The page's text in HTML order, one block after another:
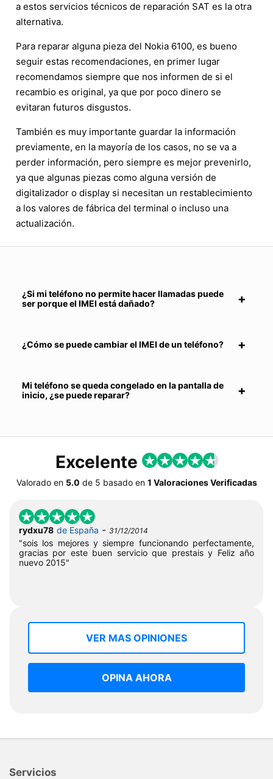
a estos servicios técnicos de reparación SAT es la otra
alternativa.
Para reparar alguna pieza del Nokia 6100, es bueno
seguir estas recomendaciones, en primer lugar
recomendamos siempre que nos informen de si el
recambio es original, ya que por poco dinero se
evitaran futuros disgustos.
También es muy importante guardar la información
previamente, en la mayoría de los casos, no se va a
perder información, pero siempre es mejor prevenirlo,
ya que algunas piezas como alguna versión de
digitalizador o display si necesitan un restablecimiento
a los valores de fábrica del terminal o incluso una
actualización.
¿Si mi teléfono no permite hacer llamadas puede
ser porque el IMEI está dañado?
¿Cómo se puede cambiar el IMEI de un teléfono?
Mi teléfono se queda congelado en la pantalla de
inicio, ¿se puede reparar?
Excelente
Valorado en 5.0 de 5 basado en 1 Valoraciones Verificadas
rydxu78 de España - 31/12/2014
"sois los mejores y siempre funcionando perfectamente,
gracias por este buen servicio que prestais y Feliz año
nuevo 2015"
VER MAS OPINIONES
OPINA AHORA
Servicios